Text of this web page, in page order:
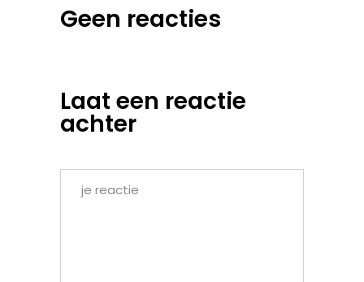
Geen reacties
Laat een reactie
achter